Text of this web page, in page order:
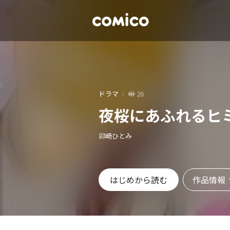
ドラマ 26
夜桜にあふれるヒ
卯崎ひとみ
はじめから読む 作品情報